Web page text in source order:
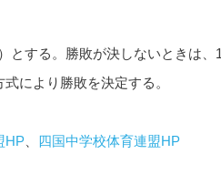
とする。勝敗が決しないときは
により勝敗を決定する。
HP 四国中学校体育連盟HP